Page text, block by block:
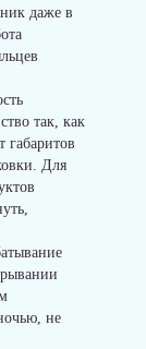
даже в
так, как
габаритов
Для
не